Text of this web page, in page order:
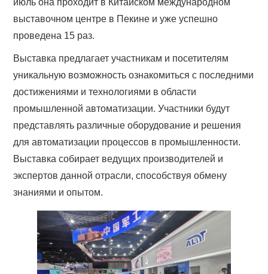
выставочном центре в Пекине и уже успешно
проведена 15 раз.
Выставка предлагает участникам и посетителям
уникальную возможность ознакомиться с последними
достижениями и технологиями в области
промышленной автоматизации. Участники будут
представлять различные оборудование и решения
для автоматизации процессов в промышленности.
Выставка собирает ведущих производителей и
экспертов данной отрасли, способствуя обмену
знаниями и опытом.